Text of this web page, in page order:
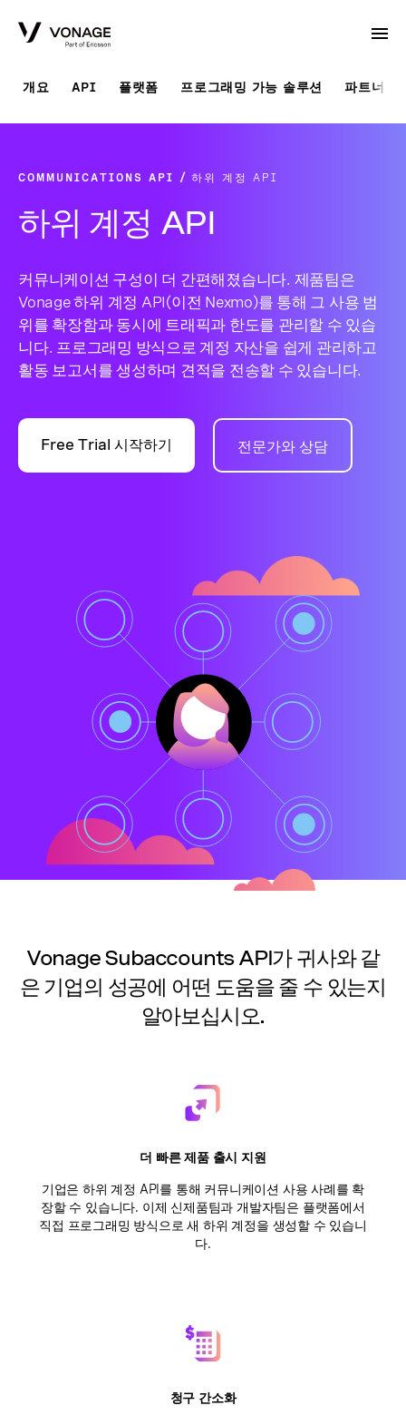
개요 API 플랫폼 프로그래밍 가능 솔루션 파트너 솔
COMMUNICATIONS API 하위 계정 API
하위 계정 API
커뮤니케이션 구성이 더 간편해졌습니다. 제품팀은
Vonage 하위 계정 API(이전 Nexmo)를 통해 그 사용 범
위를 확장함과 동시에 트래픽과 한도를 관리할 수 있습
니다. 프로그래밍 방식으로 계정 자산을 쉽게 관리하고
활동 보고서를 생성하며 견적을 전송할 수 있습니다.
Free Trial 시작하기 전문가와 상담
Vonage Subaccounts API가 귀사와 같
은 기업의 성공에 어떤 도움을 줄 수 있는지
알아보십시오.
더 빠른 제품 출시 지원
기업은 하위 계정 API를 통해 커뮤니케이션 사용 사례를 확
장할 수 있습니다. 이제 신제품팀과 개발자팀은 플랫폼에서
직접 프로그래밍 방식으로 새 하위 계정을 생성할 수 있습니
다.
청구 간소화